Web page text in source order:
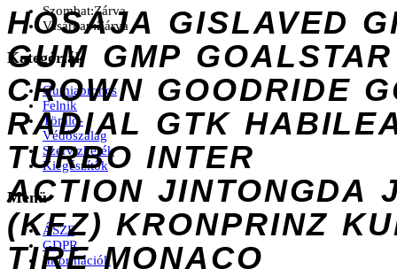
HOSAJA GISLAVED
GUM GMP GOALSTAR
CROWN GOODRIDE
RADIAL GTK
TURBO INTER
ACTION JINTONGDA
(KFZ) KRONPRINZ
TIRE MONACO
Szombat:Zárva
Vasárnap:Zárva
Kategóriák
Gumiabroncs
Felnik
Tömlő-
Védőszalag
Szervizkerék
Kiegészítők
Menü
ÁSZF
GDPR
Információk